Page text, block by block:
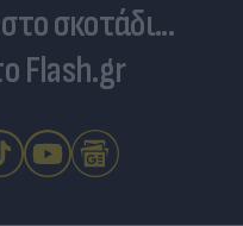
σκοτάδι...
Flash.gr